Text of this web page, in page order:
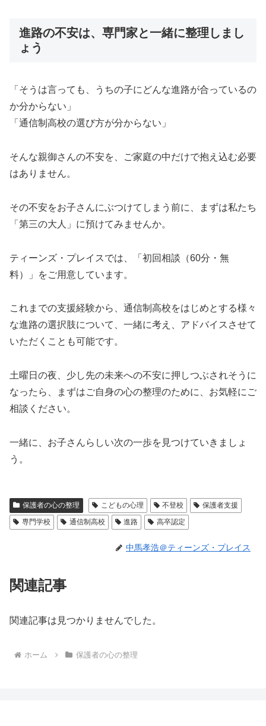
進路の不安は、専門家と一緒に整理しまし
ょう
「そうは言っても、うちの子にどんな進路が合っているの
か分からない」
「通信制高校の選び方が分からない」
そんな親御さんの不安を、ご家庭の中だけで抱え込む必要
はありません。
その不安をお子さんにぶつけてしまう前に、まずは私たち
「第三の大人」に預けてみませんか。
ティーンズ・プレイスでは、「初回相談（60分・無
料）」をご用意しています。
これまでの支援経験から、通信制高校をはじめとする様々
な進路の選択肢について、一緒に考え、アドバイスさせて
いただくことも可能です。
土曜日の夜、少し先の未来への不安に押しつぶされそうに
なったら、まずはご自身の心の整理のために、お気軽にご
相談ください。
一緒に、お子さんらしい次の一歩を見つけていきましょ
う。
保護者の心の整理 こどもの心理 不登校
保護者支援
専門学校
通信制高校 進路 高卒認定
中馬孝浩＠ティーンズ・プレイス
関連記事
関連記事は見つかりませんでした。
ホーム 保護者の心の整理